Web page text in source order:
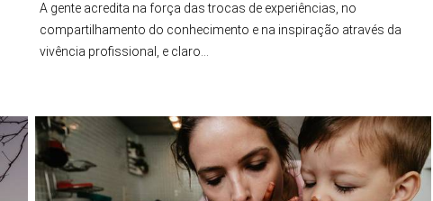
A gente acredita na força das trocas de experiências, no
compartilhamento do conhecimento e na inspiração através da
vivência profissional, e claro...